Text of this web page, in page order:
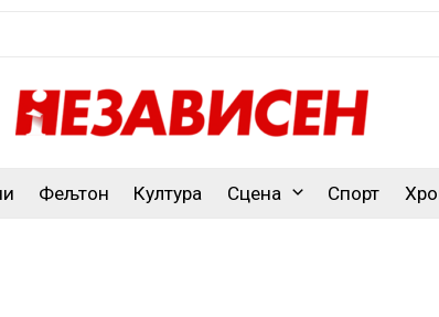
Фељтон Култура Сцена Спорт